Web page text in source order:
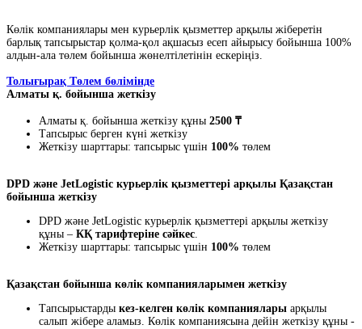
Көлік компаниялары мен курьерлік қызметтер арқылы жіберетін
барлық тапсырыстар қолма-қол ақшасыз есеп айырысу бойынша 100%
алдын-ала төлем бойынша жөнелтілетінін ескеріңіз.
Толығырақ Төлем бөлімінде
Алматы қ. бойынша жеткізу
Алматы қ. бойынша жеткізу құны 2500 ₸
Тапсырыс берген күні жеткізу
Жеткізу шарттары: тапсырыс үшін 100% төлем
DPD және JetLogistic курьерлік қызметтері арқылы Қазақстан
бойынша жеткізу
DPD және JetLogistic курьерлік қызметтері арқылы жеткізу
құны – КҚ тарифтеріне сәйкес.
Жеткізу шарттары: тапсырыс үшін 100% төлем
Қазақстан бойынша көлік компанияларымен жеткізу
Тапсырыстарды кез-келген көлік компаниялары арқылы
салып жібере аламыз. Көлік компаниясына дейін жеткізу құны -